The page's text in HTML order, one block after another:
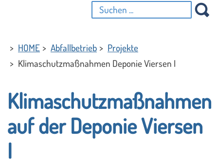
HOME Abfallbetrieb
Projekte
Klimaschutzmaßnahmen Deponie Viersen I
Klimaschutzmaßnahmen
auf der Deponie Viersen
I